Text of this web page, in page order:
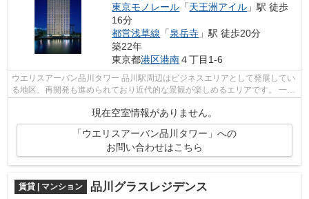
東京モノレール 「天王洲アイル 」駅 徒歩
16分
都営浅草線 「泉岳寺 」駅 徒歩20分
築22年
東京都港区港南４丁目1-6
ウエリスアーバン品川タワー 品川駅周辺はビジネスエリアとして発展してい
る地区、再開発も進められており近代的な景観が楽しめるエリアです。 一方
で商店街があるなど、下町の雰囲...
現在空室情報がありません。
「ウエリスアーバン品川タワー」への
お問い合わせはこちら
賃貸 | マンション 品川グラスレジデンス